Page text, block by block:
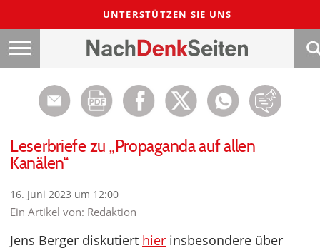
UNTERSTÜTZEN SIE UNS
Leserbriefe zu „Propaganda auf allen
Kanälen“
16. Juni 2023 um 12:00
Ein Artikel von: Redaktion
Jens Berger diskutiert hier insbesondere über